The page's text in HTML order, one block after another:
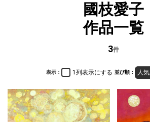
國枝愛子
作品一覧
3件
表示： 1列表示にする 並び順： 人